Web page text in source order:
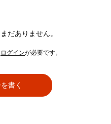
だありません。
ログインが必要です。
書く